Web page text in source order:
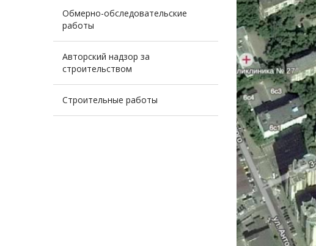
Обмерно-обследовательские
работы
Авторский надзор за
строительством
Строительные работы